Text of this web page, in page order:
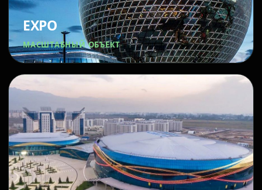
EXPO
МАСШТАБНЫЙ ОБЪЕКТ